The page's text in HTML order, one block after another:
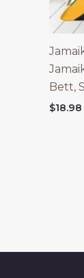
Bett,
$18.98